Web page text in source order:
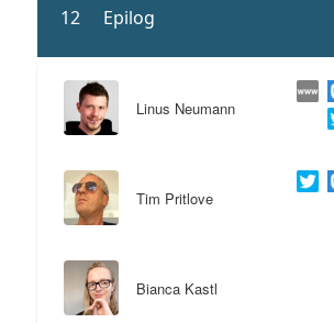
Linus Neumann
Tim Pritlove
Bianca Kastl